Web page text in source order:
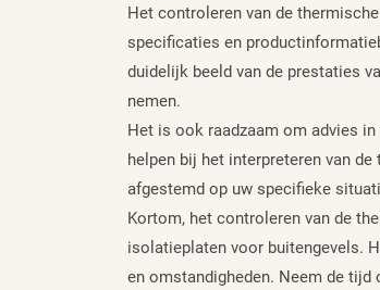
Het controleren van de
specificaties en
duidelijk beeld van de prestaties
nemen.
Het is ook raadzaam om advies
helpen bij het interpreteren van
afgestemd op uw specifieke
Kortom, het controleren van de
isolatieplaten voor buitengevels.
en omstandigheden. Neem de tijd